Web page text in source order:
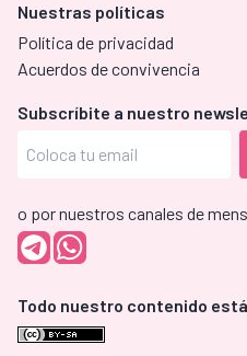
Nuestras políticas
Política de privacidad
Acuerdos de convivencia
Subscríbite a nuestro
o por nuestros canales de
Todo nuestro contenido